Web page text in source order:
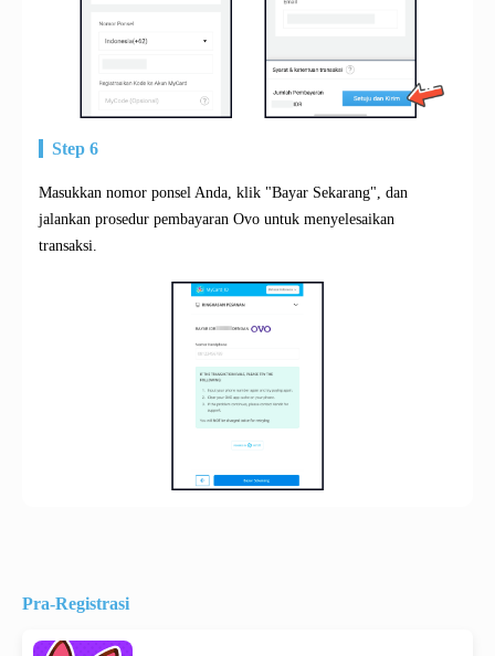
Step 6
Masukkan nomor ponsel Anda, klik "Bayar Sekarang", dan
jalankan prosedur pembayaran Ovo untuk menyelesaikan
transaksi.
Pra-Registrasi